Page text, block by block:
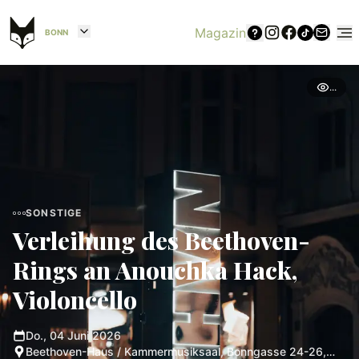
BONN Magazin
...
SONSTIGE
Verleihung des Beethoven-
Rings an Anouchka Hack,
Violoncello
Do., 04 Juni 2026
Beethoven-Haus / Kammermusiksaal, Bonngasse 24-26,